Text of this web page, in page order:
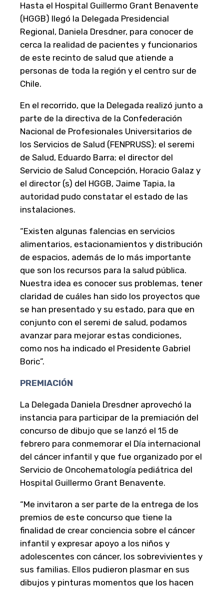
Hasta el Hospital Guillermo Grant Benavente
(HGGB) llegó la Delegada Presidencial
Regional, Daniela Dresdner, para conocer de
cerca la realidad de pacientes y funcionarios
de este recinto de salud que atiende a
personas de toda la región y el centro sur de
Chile.
En el recorrido, que la Delegada realizó junto a
parte de la directiva de la Confederación
Nacional de Profesionales Universitarios de
los Servicios de Salud (FENPRUSS); el seremi
de Salud, Eduardo Barra; el director del
Servicio de Salud Concepción, Horacio Galaz y
el director (s) del HGGB, Jaime Tapia, la
autoridad pudo constatar el estado de las
instalaciones.
“Existen algunas falencias en servicios
alimentarios, estacionamientos y distribución
de espacios, además de lo más importante
que son los recursos para la salud pública.
Nuestra idea es conocer sus problemas, tener
claridad de cuáles han sido los proyectos que
se han presentado y su estado, para que en
conjunto con el seremi de salud, podamos
avanzar para mejorar estas condiciones,
como nos ha indicado el Presidente Gabriel
Boric”.
PREMIACIÓN
La Delegada Daniela Dresdner aprovechó la
instancia para participar de la premiación del
concurso de dibujo que se lanzó el 15 de
febrero para conmemorar el Día internacional
del cáncer infantil y que fue organizado por el
Servicio de Oncohematología pediátrica del
Hospital Guillermo Grant Benavente.
“Me invitaron a ser parte de la entrega de los
premios de este concurso que tiene la
finalidad de crear conciencia sobre el cáncer
infantil y expresar apoyo a los niños y
adolescentes con cáncer, los sobrevivientes y
sus familias. Ellos pudieron plasmar en sus
dibujos y pinturas momentos que los hacen